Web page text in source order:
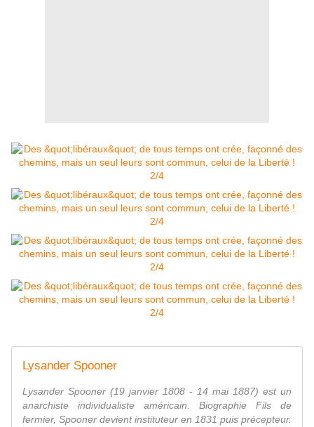
Lysander Spooner
Lysander Spooner (19 janvier 1808 - 14 mai 1887) est un
anarchiste individualiste américain. Biographie Fils de
fermier, Spooner devient instituteur en 1831 puis précepteur.